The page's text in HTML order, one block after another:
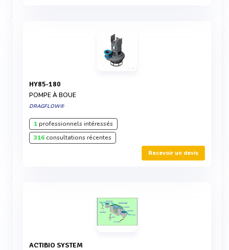
HY85-180
POMPE À BOUE
DRAGFLOW®
1professionnels intéressés
316consultations récentes
Recevoir un devis
ACTIBIO SYSTEM